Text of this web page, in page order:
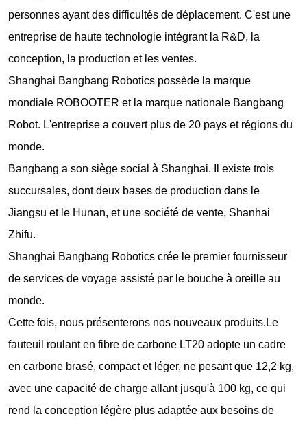
personnes ayant des difficultés de déplacement. C'est une
entreprise de haute technologie intégrant la R&D, la
conception, la production et les ventes.
Shanghai Bangbang Robotics possède la marque
mondiale ROBOOTER et la marque nationale Bangbang
Robot. L'entreprise a couvert plus de 20 pays et régions du
monde.
Bangbang a son siège social à Shanghai. Il existe trois
succursales, dont deux bases de production dans le
Jiangsu et le Hunan, et une société de vente, Shanhai
Zhifu.
Shanghai Bangbang Robotics crée le premier fournisseur
de services de voyage assisté par le bouche à oreille au
monde.
Cette fois, nous présenterons nos nouveaux produits. Le
fauteuil roulant en fibre de carbone LT20 adopte un cadre
en carbone brasé, compact et léger, ne pesant que 12,2 kg,
avec une capacité de charge allant jusqu'à 100 kg, ce qui
rend la conception légère plus adaptée aux besoins de